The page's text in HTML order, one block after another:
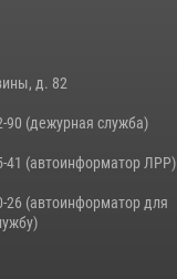
д. 82
90 (дежурная служба)
41 (автоинформатор ЛРР)
26 (автоинформатор для